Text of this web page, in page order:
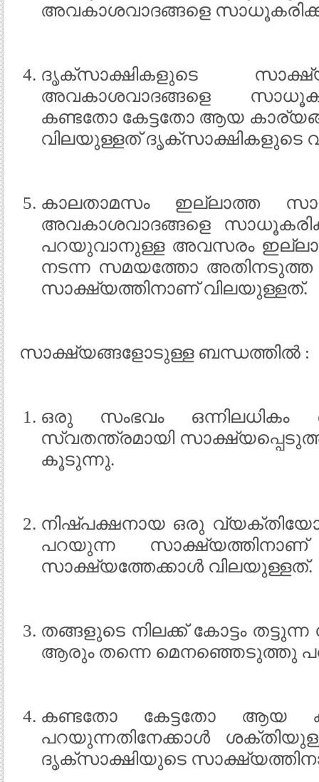
അവകാശവാദങ്ങളെ
ദൃക്സാക്ഷികളുടെ
അവകാശവാദങ്ങളെ
കണ്ടതോ കേട്ടതോ ആയ
വിലയുള്ളത് ദൃക്സാക്ഷികളുടെ
കാലതാമസം ഇല്ലാത്ത
അവകാശവാദങ്ങളെ
പറയുവാനുള്ള അവസരം
നടന്ന സമയത്തോ
സാക്ഷ്യത്തിനാണ് വിലയുള്ളത്.
സാക്ഷ്യങ്ങളോടുള്ള ബന്ധത്തില്‍ :
ഒരു സംഭവം ഒന്നിലധികം
സ്വതന്ത്രമായി
കൂടുന്നു.
നിഷ്പക്ഷനായ ഒരു വ്യക്തിയോ,
പറയുന്ന
സാക്ഷ്യത്തേക്കാള്‍ വിലയുള്ളത്.
തങ്ങളുടെ നിലക്ക് കോട്ടം
ആരും തന്നെ മെനഞ്ഞെടുത്തു
കണ്ടതോ കേട്ടതോ ആയ
പറയുന്നതിനേക്കാള്‍
ദൃക്സാക്ഷിയുടെ